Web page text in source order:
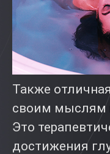
Также
своим мыслям
Это
достижения